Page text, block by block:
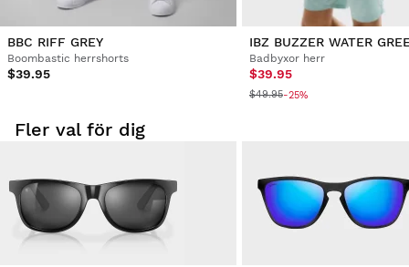
BBC RIFF GREY
Boombastic herrshorts
$39.95
IBZ BUZZER WATER
Badbyxor herr
$39.95
$49.95-25%
Fler val för dig